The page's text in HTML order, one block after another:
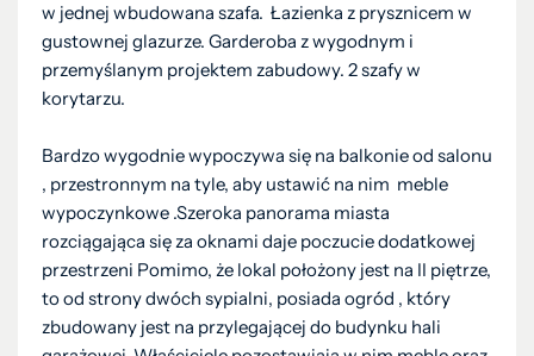
w jednej wbudowana szafa. Łazienka z prysznicem w
gustownej glazurze. Garderoba z wygodnym i
przemyślanym projektem zabudowy. 2 szafy w
korytarzu.
Bardzo wygodnie wypoczywa się na balkonie od salonu
, przestronnym na tyle, aby ustawić na nim meble
wypoczynkowe .Szeroka panorama miasta
rozciągająca się za oknami daje poczucie dodatkowej
przestrzeni Pomimo, że lokal położony jest na II piętrze,
to od strony dwóch sypialni, posiada ogród , który
zbudowany jest na przylegającej do budynku hali